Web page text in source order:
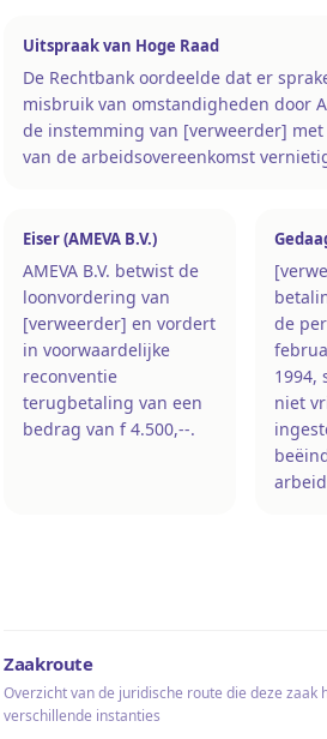
Uitspraak van Hoge Raad
De Rechtbank oordeelde dat er
misbruik van omstandigheden door
de instemming van [verweerder]
van de arbeidsovereenkomst
Eiser (AMEVA B.V.)
AMEVA B.V. betwist de
loonvordering van
[verweerder] en vordert
in voorwaardelijke
reconventie
terugbetaling van een
bedrag van f 4.500,--.
de
1994,
niet
Zaakroute
Overzicht van de juridische route die deze zaak
verschillende instanties